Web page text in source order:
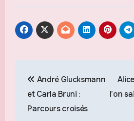
de
l’article
André Glucksmann
et Carla Bruni :
Parcours croisés
l’on